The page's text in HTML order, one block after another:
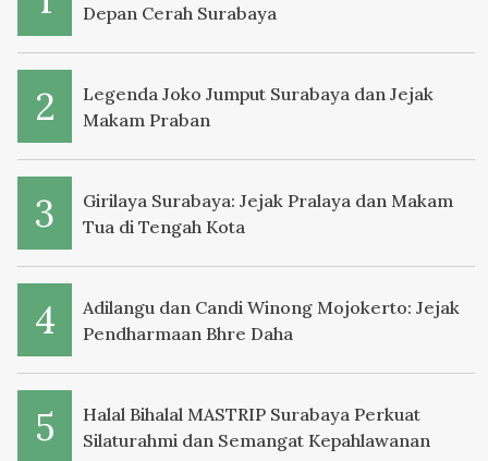
Depan Cerah Surabaya
Legenda Joko Jumput Surabaya dan Jejak
Makam Praban
Girilaya Surabaya: Jejak Pralaya dan Makam
Tua di Tengah Kota
Adilangu dan Candi Winong Mojokerto: Jejak
Pendharmaan Bhre Daha
Halal Bihalal MASTRIP Surabaya Perkuat
Silaturahmi dan Semangat Kepahlawanan